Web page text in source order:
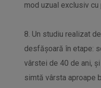
mod uzual exclusiv
8. Un studiu realizat
desfășoară în etape:
vârstei de 40 de ani,
simtă vârsta aproape